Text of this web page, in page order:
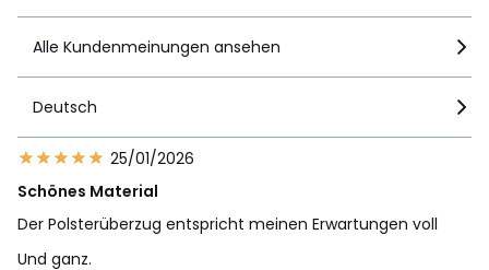
Alle Kundenmeinungen ansehen
Deutsch
25/01/2026
Schönes Material
Der Polsterüberzug entspricht meinen Erwartungen voll
Und ganz.